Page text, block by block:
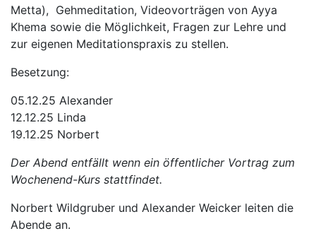
Metta), Gehmeditation, Videovorträgen von Ayya
Khema sowie die Möglichkeit, Fragen zur Lehre und
zur eigenen Meditationspraxis zu stellen.
Besetzung:
05.12.25 Alexander
12.12.25 Linda
19.12.25 Norbert
Der Abend entfällt wenn ein öffentlicher Vortrag zum
Wochenend-Kurs stattfindet.
Norbert Wildgruber und Alexander Weicker leiten die
Abende an.